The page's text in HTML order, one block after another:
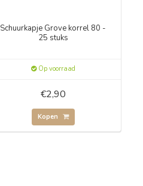
Schuurkapje Grove korrel 80 -
25 stuks
Op voorraad
€2,90
Kopen